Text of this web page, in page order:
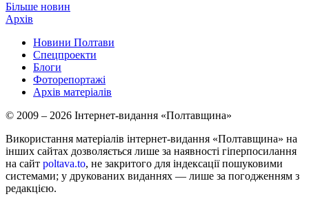
Більше новин
Архів
Новини Полтави
Спецпроекти
Блоги
Фоторепортажі
Архів матеріалів
© 2009 – 2026 Інтернет-видання «Полтавщина»
Використання матеріалів інтернет-видання «Полтавщина» на
інших сайтах дозволяється лише за наявності гіперпосилання
на сайт poltava.to, не закритого для індексації пошуковими
системами; у друкованих виданнях — лише за погодженням з
редакцією.